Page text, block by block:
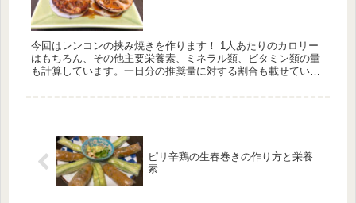
今回はレンコンの挟み焼きを作ります！ 1人あたりのカロリー
はもちろん、その他主要栄養素、ミネラル類、ビタミン類の量
も計算しています。一日分の推奨量に対する割合も載せていま
ピリ辛鶏の生春巻きの作り方と栄養
素